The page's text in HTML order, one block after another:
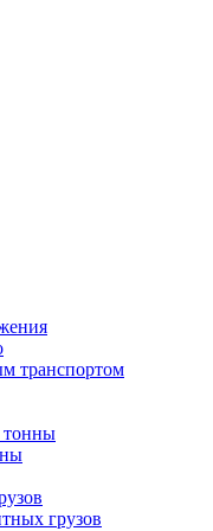
транспортом
тонны
грузов